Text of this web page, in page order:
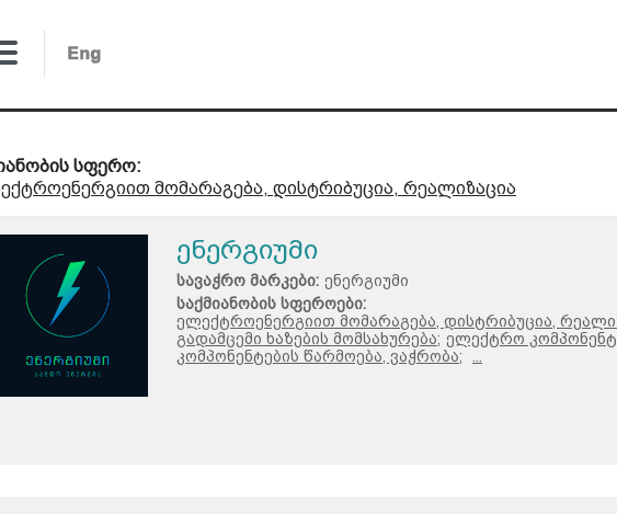
სფერო:
მომარაგება, დისტრიბუცია, რეალიზაცია
ენერგიუმი
სავაჭრო მარკები: ენერგიუმი
საქმიანობის სფეროები:
ელექტროენერგიით მომარაგება, დისტრიბუცია,
გადამცემი ხაზების მომსახურება; ელექტრო
კომპონენტების წარმოება, ვაჭრობა;